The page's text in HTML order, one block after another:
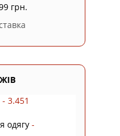
грн.
- 3.451
одягу -